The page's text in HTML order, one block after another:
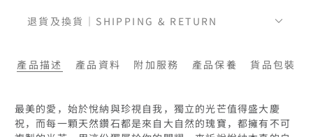
退貨及換貨｜SHIPPING & RETURN
產品描述 產品資料 附加服務 產品保養 貨品包裝
最美的愛，始於悅納與珍視自我，獨立的光芒值得盛大慶
祝，而每一顆天然鑽石都是來自大自然的瑰寶，都擁有不可